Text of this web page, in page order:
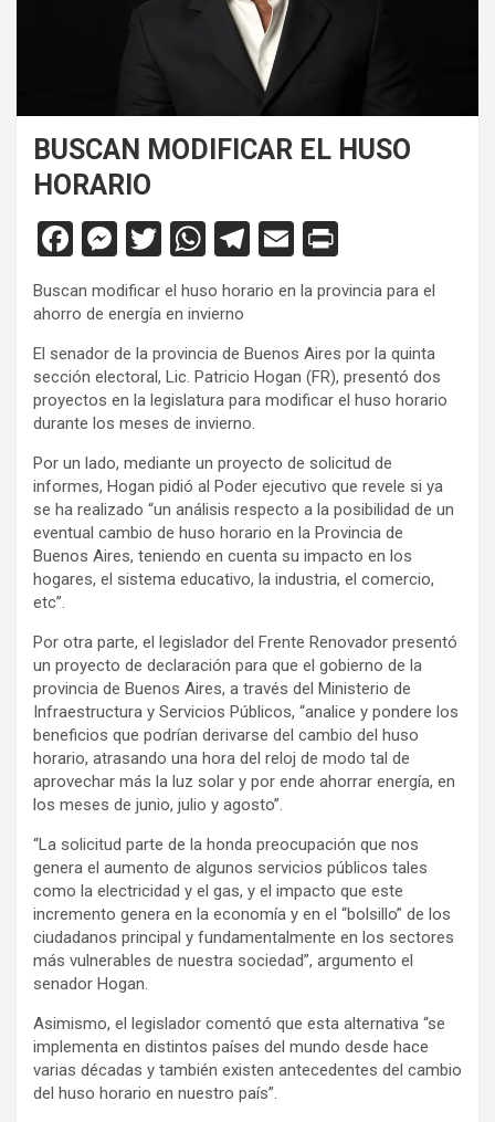
BUSCAN MODIFICAR EL HUSO
HORARIO
F
ce
b
o
o
k
M
es
se
n
g
er
T
wi
tt
er
W
h
at
s
A
p
p
T
el
e
gr
a
m
E
m
ail
in
tF
ri
e
n
dl
y
Buscan modificar el huso horario en la provincia para el
ahorro de energía en invierno
El senador de la provincia de Buenos Aires por la quinta
sección electoral, Lic. Patricio Hogan (FR), presentó dos
proyectos en la legislatura para modificar el huso horario
durante los meses de invierno.
Por un lado, mediante un proyecto de solicitud de
informes, Hogan pidió al Poder ejecutivo que revele si ya
se ha realizado “un análisis respecto a la posibilidad de un
eventual cambio de huso horario en la Provincia de
Buenos Aires, teniendo en cuenta su impacto en los
hogares, el sistema educativo, la industria, el comercio,
etc”.
Por otra parte, el legislador del Frente Renovador presentó
un proyecto de declaración para que el gobierno de la
provincia de Buenos Aires, a través del Ministerio de
Infraestructura y Servicios Públicos, “analice y pondere los
beneficios que podrían derivarse del cambio del huso
horario, atrasando una hora del reloj de modo tal de
aprovechar más la luz solar y por ende ahorrar energía, en
los meses de junio, julio y agosto”.
“La solicitud parte de la honda preocupación que nos
genera el aumento de algunos servicios públicos tales
como la electricidad y el gas, y el impacto que este
incremento genera en la economía y en el “bolsillo” de los
ciudadanos principal y fundamentalmente en los sectores
más vulnerables de nuestra sociedad”, argumento el
senador Hogan.
Asimismo, el legislador comentó que esta alternativa “se
implementa en distintos países del mundo desde hace
varias décadas y también existen antecedentes del cambio
del huso horario en nuestro país”.